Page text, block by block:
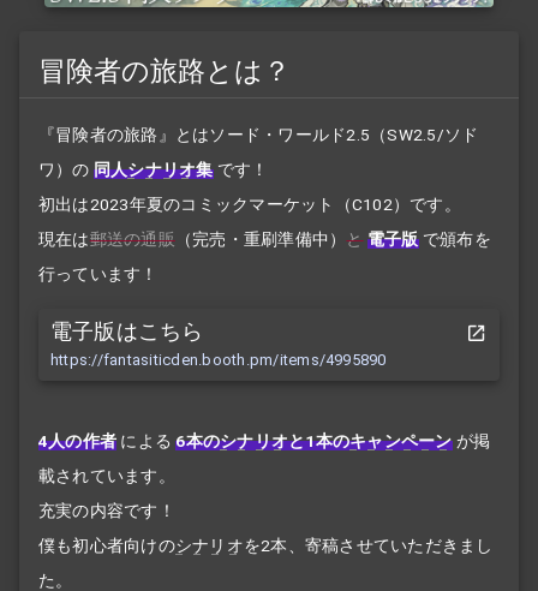
冒険者の旅路とは？
『冒険者の旅路』とはソード・ワールド2.5（SW2.5/ソド
ワ）の 同人シナリオ集 です！
初出は2023年夏のコミックマーケット（C102）です。
現在は郵送の通販（完売・重刷準備中）と 電子版 で頒布を
行っています！
電子版はこちら
https://fantasiticden.booth.pm/items/4995890
4人の作者 による 6本のシナリオと1本のキャンペーン が掲
載されています。
充実の内容です！
僕も初心者向けのシナリオを2本、寄稿させていただきまし
た。